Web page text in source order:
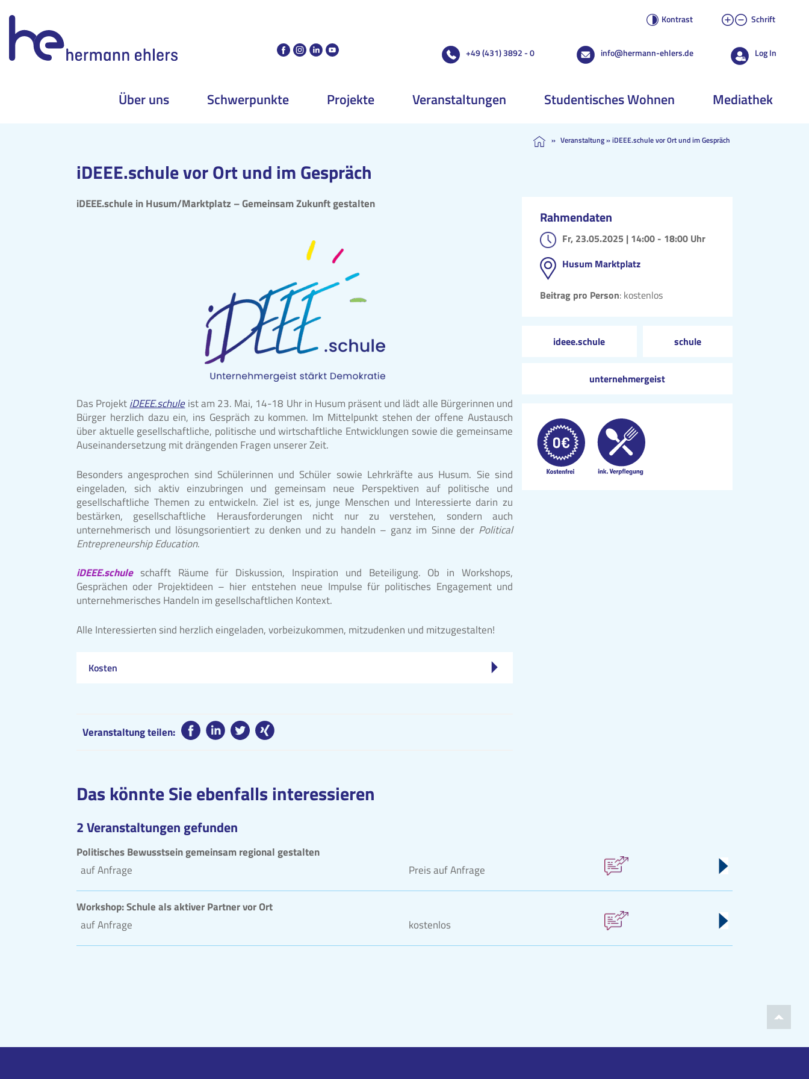
Kontrast Schrift
+49 (431) 3892 - 0 info@hermann-ehlers.de Log In
Über uns Schwerpunkte Projekte Veranstaltungen Studentisches Wohnen Mediathek
» Veranstaltung»iDEEE.schule vor Ort und im Gespräch
iDEEE.schule vor Ort und im Gespräch
iDEEE.schule in Husum/Marktplatz – Gemeinsam Zukunft gestalten
Das ProjektiDEEE.schuleist am 23. Mai, 14-18 Uhr in Husum präsent und lädt alle Bürgerinnen und
Bürger herzlich dazu ein, ins Gespräch zu kommen. Im Mittelpunkt stehen der offene Austausch
über aktuelle gesellschaftliche, politische und wirtschaftliche Entwicklungen sowie die gemeinsame
Auseinandersetzung mit drängenden Fragen unserer Zeit.
Besonders angesprochen sind Schülerinnen und Schüler sowie Lehrkräfte aus Husum. Sie sind
eingeladen, sich aktiv einzubringen und gemeinsam neue Perspektiven auf politische und
gesellschaftliche Themen zu entwickeln. Ziel ist es, junge Menschen und Interessierte darin zu
bestärken, gesellschaftliche Herausforderungen nicht nur zu verstehen, sondern auch
unternehmerisch und lösungsorientiert zu denken und zu handeln – ganz im Sinne der Political
Entrepreneurship Education.
iDEEE.schuleschafft Räume für Diskussion, Inspiration und Beteiligung. Ob in Workshops,
Gesprächen oder Projektideen – hier entstehen neue Impulse für politisches Engagement und
unternehmerisches Handeln im gesellschaftlichen Kontext.
Alle Interessierten sind herzlich eingeladen, vorbeizukommen, mitzudenken und mitzugestalten!
Kosten
Veranstaltung teilen:
Rahmendaten
Fr, 23.05.2025 | 14:00 - 18:00 Uhr
Husum Marktplatz
Beitrag pro Person: kostenlos
ideee.schule schule
unternehmergeist
Das könnte Sie ebenfalls interessieren
2 Veranstaltungen gefunden
Politisches Bewusstsein gemeinsam regional gestalten
auf Anfrage
Preis auf Anfrage
Workshop: Schule als aktiver Partner vor Ort
auf Anfrage
kostenlos